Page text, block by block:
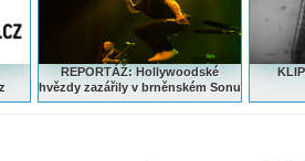
REPORTÁŽ: Hollywoodské
hvězdy zazářily v brněnském Sonu